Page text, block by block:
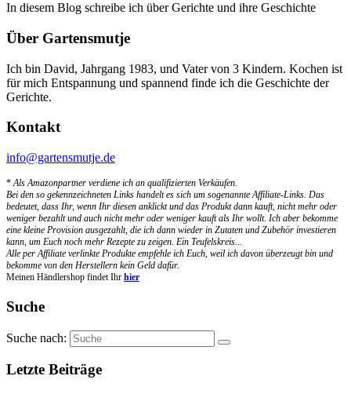
In diesem Blog schreibe ich über Gerichte und ihre Geschichte
Über Gartensmutje
Ich bin David, Jahrgang 1983, und Vater von 3 Kindern. Kochen ist
für mich Entspannung und spannend finde ich die Geschichte der
Gerichte.
Kontakt
info@gartensmutje.de
*Als Amazonpartner verdiene ich an qualifizierten Verkäufen.
Bei den so gekennzeichneten Links handelt es sich um sogenannte Affiliate-Links. Das
bedeutet, dass Ihr, wenn Ihr diesen anklickt und das Produkt dann kauft, nicht mehr oder
weniger bezahlt und auch nicht mehr oder weniger kauft als Ihr wollt. Ich aber bekomme
eine kleine Provision ausgezahlt, die ich dann wieder in Zutaten und Zubehör investieren
kann, um Euch noch mehr Rezepte zu zeigen. Ein Teufelskreis...
Alle per Affiliate verlinkte Produkte empfehle ich Euch, weil ich davon überzeugt bin und
bekomme von den Herstellern kein Geld dafür.
Meinen Händlershop findet Ihr hier
Suche
Suche nach:
Letzte Beiträge